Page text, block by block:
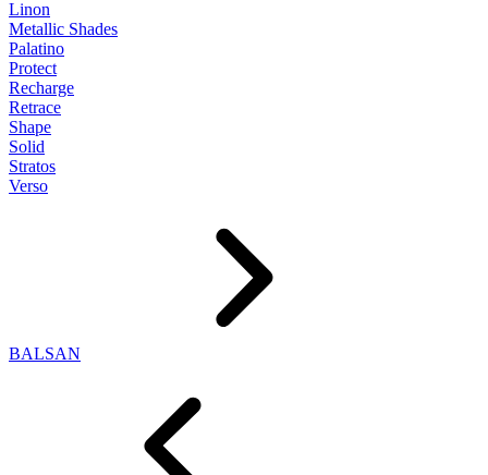
Linon
Metallic Shades
Palatino
Protect
Recharge
Retrace
Shape
Solid
Stratos
Verso
BALSAN